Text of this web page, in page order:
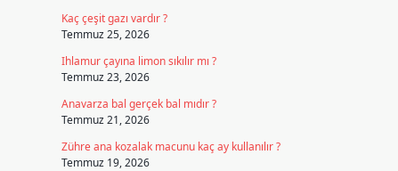
Kaç çeşit gazı vardır ?
Temmuz 25, 2026
Ihlamur çayına limon sıkılır mı ?
Temmuz 23, 2026
Anavarza bal gerçek bal mıdır ?
Temmuz 21, 2026
Zühre ana kozalak macunu kaç ay kullanılır ?
Temmuz 19, 2026